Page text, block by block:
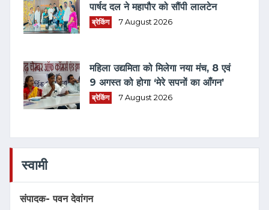
पार्षद दल ने महापौर को सौंपी लालटेन
ब्रेकिंग 7 August 2026
महिला उद्यमिता को मिलेगा नया मंच, 8 एवं
9 अगस्त को होगा ‘मेरे सपनों का आँगन’
ब्रेकिंग 7 August 2026
स्वामी
संपादक-पवन देवांगन